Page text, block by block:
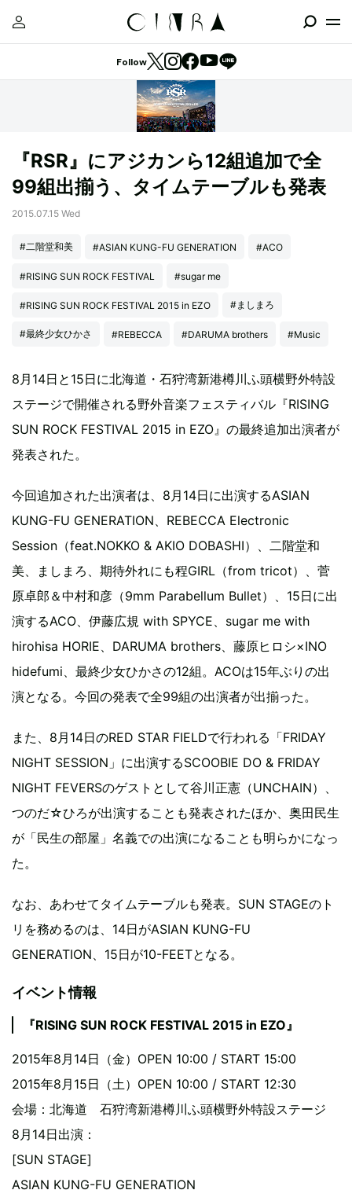
Follow
『RSR』にアジカンら12組追加で全
99組出揃う、タイムテーブルも発表
2015.07.15 Wed
#二階堂和美 #ASIAN KUNG-FU GENERATION #ACO
#RISING SUN ROCK FESTIVAL #sugar me
#RISING SUN ROCK FESTIVAL 2015 in EZO #ましまろ
#最終少女ひかさ #REBECCA #DARUMA brothers #Music
8月14日と15日に北海道・石狩湾新港樽川ふ頭横野外特設
ステージで開催される野外音楽フェスティバル『RISING
SUN ROCK FESTIVAL 2015 in EZO』の最終追加出演者が
発表された。
今回追加された出演者は、8月14日に出演するASIAN
KUNG-FU GENERATION、REBECCA Electronic
Session（feat.NOKKO & AKIO DOBASHI）、二階堂和
美、ましまろ、期待外れにも程GIRL（from tricot）、菅
原卓郎＆中村和彦（9mm Parabellum Bullet）、15日に出
演するACO、伊藤広規 with SPYCE、sugar me with
hirohisa HORIE、DARUMA brothers、藤原ヒロシ×INO
hidefumi、最終少女ひかさの12組。ACOは15年ぶりの出
演となる。今回の発表で全99組の出演者が出揃った。
また、8月14日のRED STAR FIELDで行われる「FRIDAY
NIGHT SESSION」に出演するSCOOBIE DO & FRIDAY
NIGHT FEVERSのゲストとして谷川正憲（UNCHAIN）、
つのだ☆ひろが出演することも発表されたほか、奥田民生
が「民生の部屋」名義での出演になることも明らかになっ
た。
なお、あわせてタイムテーブルも発表。SUN STAGEのト
リを務めるのは、14日がASIAN KUNG-FU
GENERATION、15日が10-FEETとなる。
イベント情報
『RISING SUN ROCK FESTIVAL 2015 in EZO』
2015年8月14日（金）OPEN 10:00 / START 15:00
2015年8月15日（土）OPEN 10:00 / START 12:30
会場：北海道 石狩湾新港樽川ふ頭横野外特設ステージ
8月14日出演：
[SUN STAGE]
ASIAN KUNG-FU GENERATION